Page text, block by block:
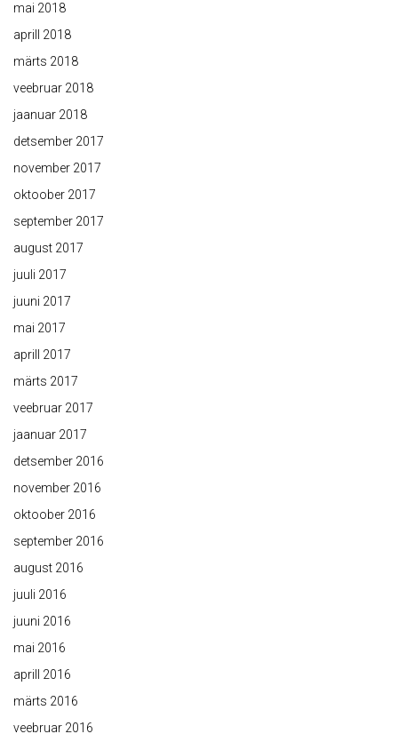
mai 2018
aprill 2018
märts 2018
veebruar 2018
jaanuar 2018
detsember 2017
november 2017
oktoober 2017
september 2017
august 2017
juuli 2017
juuni 2017
mai 2017
aprill 2017
märts 2017
veebruar 2017
jaanuar 2017
detsember 2016
november 2016
oktoober 2016
september 2016
august 2016
juuli 2016
juuni 2016
mai 2016
aprill 2016
märts 2016
veebruar 2016